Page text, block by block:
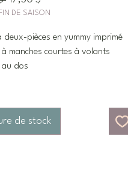
originalpromotionnel
DE SAISON
deux-pièces en yummy imprimé
manches courtes à volants
au dos
de stock